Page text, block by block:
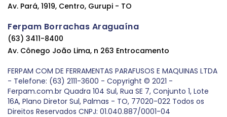
Av. Pará, 1919, Centro, Gurupi - TO
Ferpam Borrachas Araguaína
(63) 3411-8400
Av. Cônego João Lima, n 263 Entrocamento
FERPAM COM DE FERRAMENTAS PARAFUSOS E MAQUINAS LTDA
- Telefone: (63) 2111-3600 - Copyright © 2021 -
Ferpam.com.br Quadra 104 Sul, Rua SE 7, Conjunto 1, Lote
16A, Plano Diretor Sul, Palmas - TO, 77020-022 Todos os
Direitos Reservados CNPJ: 01.040.887/0001-04